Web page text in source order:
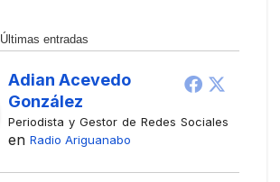
Últimas entradas
Adian Acevedo
González
Periodista y Gestor de Redes Sociales
en Radio Ariguanabo